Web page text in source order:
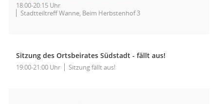
18:00-20:15 Uhr
Stadtteiltreff Wanne, Beim Herbstenhof 3
Sitzung des Ortsbeirates Südstadt - fällt aus!
19:00-21:00 Uhr Sitzung fällt aus!